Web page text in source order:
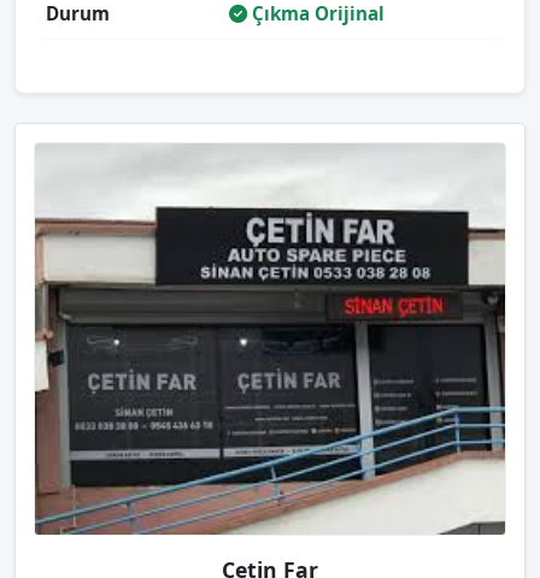
Durum Çıkma Orijinal
Çetin Far